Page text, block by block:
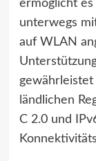
ermöglicht es
unterwegs
auf WLAN
ländlichen
C 2.0 und